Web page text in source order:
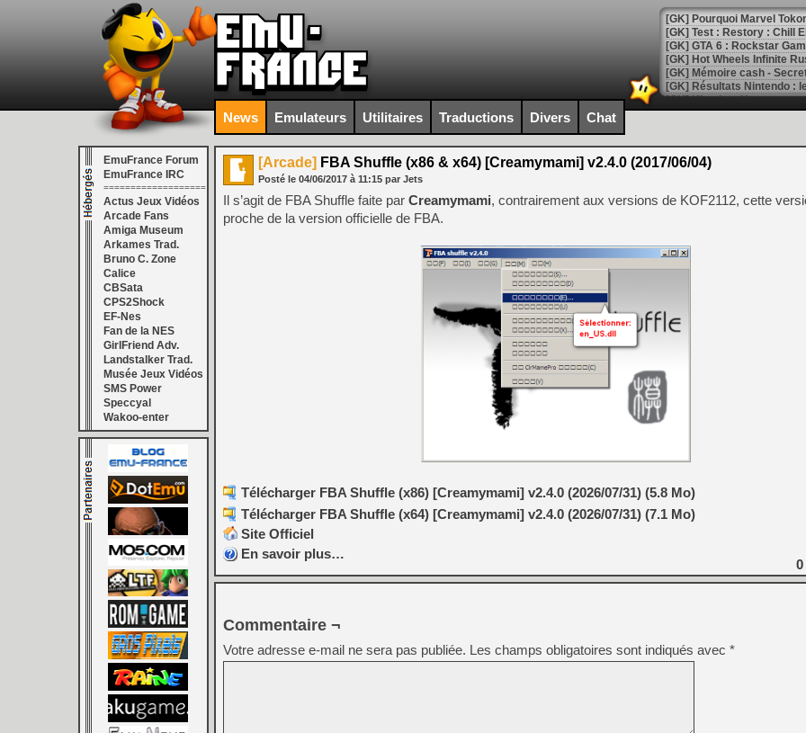
[GK] Pourquoi Marvel
[GK] Test : Restory : Chill
[GK] GTA 6 : Rockstar
[GK] Hot Wheels Infinite
[GK] Mémoire cash -
[GK] Résultats Nintendo :
[GK] Déjà des
[Mo5] Brickboy cherche à
[GK] Minecraft et ses «
[GK] Beast of
[GK] Ubisoft : fin de partie
[GK] Mémoire cash -
[GK] Dan Houser (GTA)
[GK] Comment EA Sports
[GK] Crimson Moon : un
[GK] Isle of Reveries : le
[GK] Moonlighter 2 : The
[GK] Capcom relance
[Mo5] Deux inédits du
[GK] Le beat'em up The
[GK] Endless Legend 2 :
[LS] [PS5] Le WebKit
[GK] Oubliez Crazy Taxi,
[LS] [Switch] NSZ 5.0.0
[GK] No More Room in
[GK] Un chatbot Atelier
[GK] Mémoire cash -
[GK] Nvidia : le prix des
[GK] Suikoden Star Leap
[Mo5] La mini borne
News Emulateurs Utilitaires Traductions Divers Chat
EmuFrance Forum
EmuFrance IRC
===================
Actus Jeux Vidéos
Arcade Fans
Amiga Museum
Arkames Trad.
Bruno C. Zone
Calice
CBSata
CPS2Shock
EF-Nes
Fan de la NES
GirlFriend Adv.
Landstalker Trad.
Musée Jeux Vidéos
SMS Power
Speccyal
Wakoo-enter
[Arcade] FBA Shuffle (x86 & x64) [Creamymami] v2.4.0 (2017/06/04)
Posté le 04/06/2017 à 11:15 par Jets
Il s’agit de FBA Shuffle faite par Creamymami, contrairement aux versions de KOF2112, cette
proche de la version officielle de FBA.
Télécharger FBA Shuffle (x86) [Creamymami] v2.4.0 (2026/07/31) (5.8 Mo)
Télécharger FBA Shuffle (x64) [Creamymami] v2.4.0 (2026/07/31) (7.1 Mo)
Site Officiel
En savoir plus…
0
Commentaire ¬
Votre adresse e-mail ne sera pas publiée. Les champs obligatoires sont indiqués avec *